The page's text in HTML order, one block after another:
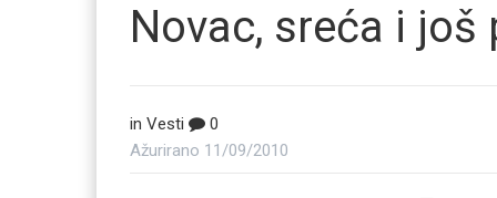
Novac, sreća i još
in Vesti
0
Ažurirano 11/09/2010